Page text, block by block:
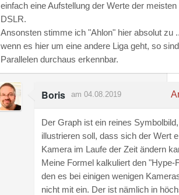
einfach eine Aufstellung der Werte der meisten
DSLR.
Ansonsten stimme ich "Ahlon" hier absolut zu
wenn es hier um eine andere Liga geht, so
Parallelen durchaus erkennbar.
Boris am 04.08.2019
Der Graph ist ein reines
illustrieren soll, dass sich der Wert
Kamera im Laufe der Zeit ändern
Meine Formel kalkuliert den "Hype-
den es bei einigen wenigen
nicht mit ein. Der ist nämlich in